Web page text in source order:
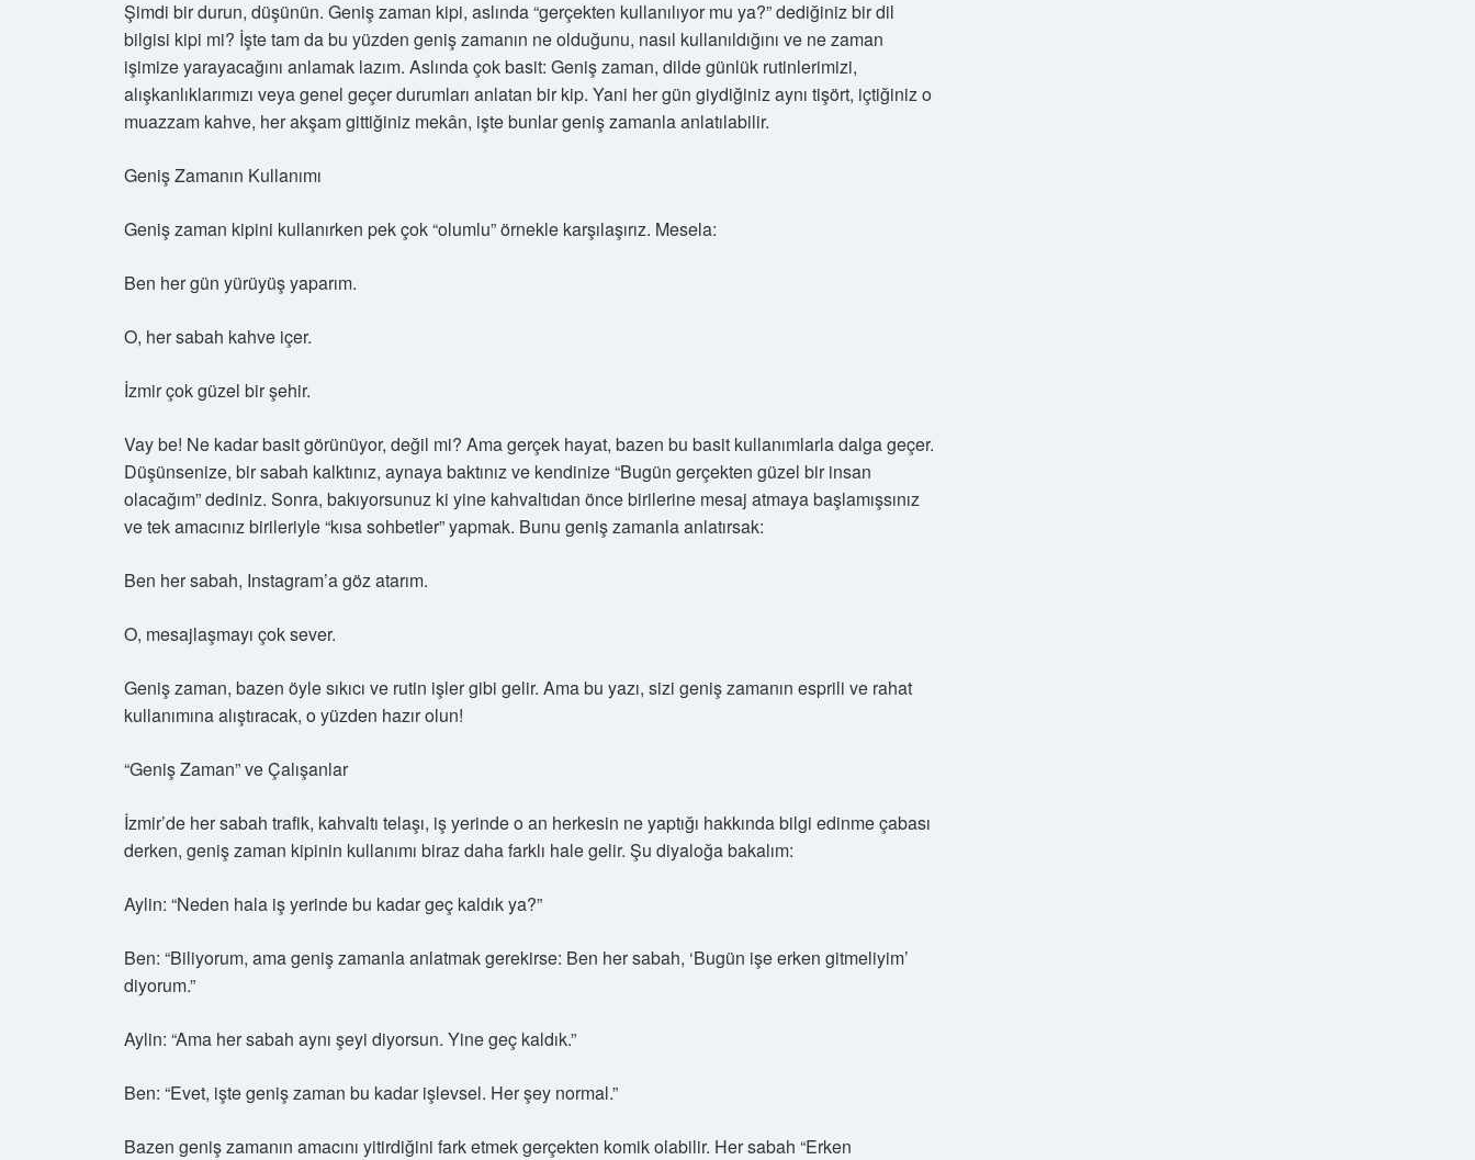
Şimdi bir durun, düşünün. Geniş zaman kipi, aslında “gerçekten kullanılıyor mu ya?” dediğiniz bir dil
bilgisi kipi mi? İşte tam da bu yüzden geniş zamanın ne olduğunu, nasıl kullanıldığını ve ne zaman
işimize yarayacağını anlamak lazım. Aslında çok basit: Geniş zaman, dilde günlük rutinlerimizi,
alışkanlıklarımızı veya genel geçer durumları anlatan bir kip. Yani her gün giydiğiniz aynı tişört, içtiğiniz o
muazzam kahve, her akşam gittiğiniz mekân, işte bunlar geniş zamanla anlatılabilir.
Geniş Zamanın Kullanımı
Geniş zaman kipini kullanırken pek çok “olumlu” örnekle karşılaşırız. Mesela:
Ben her gün yürüyüş yaparım.
O, her sabah kahve içer.
İzmir çok güzel bir şehir.
Vay be! Ne kadar basit görünüyor, değil mi? Ama gerçek hayat, bazen bu basit kullanımlarla dalga geçer.
Düşünsenize, bir sabah kalktınız, aynaya baktınız ve kendinize “Bugün gerçekten güzel bir insan
olacağım” dediniz. Sonra, bakıyorsunuz ki yine kahvaltıdan önce birilerine mesaj atmaya başlamışsınız
ve tek amacınız birileriyle “kısa sohbetler” yapmak. Bunu geniş zamanla anlatırsak:
Ben her sabah, Instagram’a göz atarım.
O, mesajlaşmayı çok sever.
Geniş zaman, bazen öyle sıkıcı ve rutin işler gibi gelir. Ama bu yazı, sizi geniş zamanın esprili ve rahat
kullanımına alıştıracak, o yüzden hazır olun!
“Geniş Zaman” ve Çalışanlar
İzmir’de her sabah trafik, kahvaltı telaşı, iş yerinde o an herkesin ne yaptığı hakkında bilgi edinme çabası
derken, geniş zaman kipinin kullanımı biraz daha farklı hale gelir. Şu diyaloğa bakalım:
Aylin: “Neden hala iş yerinde bu kadar geç kaldık ya?”
Ben: “Biliyorum, ama geniş zamanla anlatmak gerekirse: Ben her sabah, ‘Bugün işe erken gitmeliyim’
diyorum.”
Aylin: “Ama her sabah aynı şeyi diyorsun. Yine geç kaldık.”
Ben: “Evet, işte geniş zaman bu kadar işlevsel. Her şey normal.”
Bazen geniş zamanın amacını yitirdiğini fark etmek gerçekten komik olabilir. Her sabah “Erken